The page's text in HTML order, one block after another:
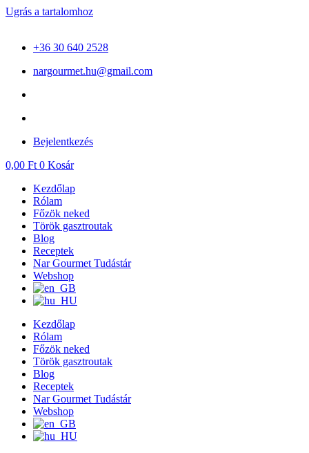
Ugrás a tartalomhoz
+36 30 640 2528
nargourmet.hu@gmail.com
Bejelentkezés
0,00 Ft 0 Kosár
Kezdőlap
Rólam
Főzök neked
Török gasztroutak
Blog
Receptek
Nar Gourmet Tudástár
Webshop
Kezdőlap
Rólam
Főzök neked
Török gasztroutak
Blog
Receptek
Nar Gourmet Tudástár
Webshop